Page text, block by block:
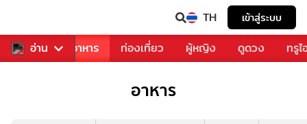
TH เข้าสู่ระบบ
อ่าน
การเพลง อาหาร ท่องเที่ยว ผู้หญิง ดูดวง ทรู
อาหาร